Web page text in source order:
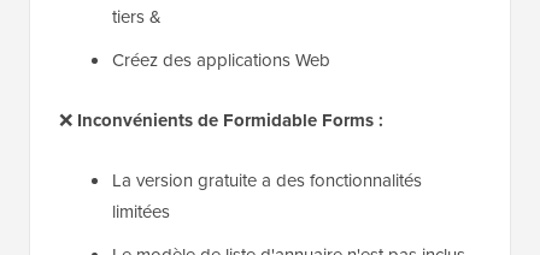
tiers &
Créez des applications Web
❌ Inconvénients de Formidable Forms :
La version gratuite a des fonctionnalités
limitées